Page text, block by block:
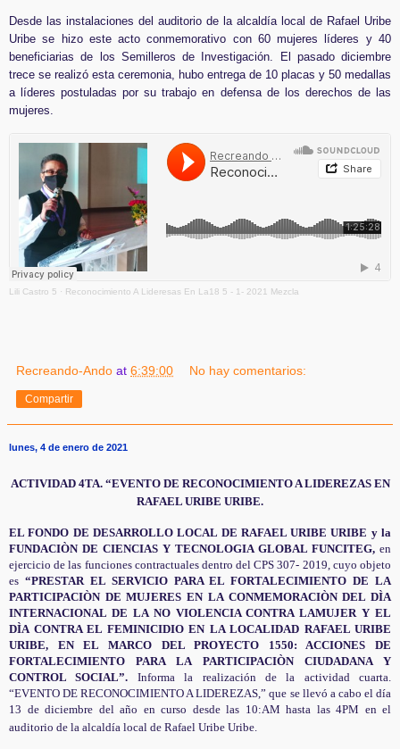
Desde las instalaciones del auditorio de la alcaldía local de Rafael Uribe
Uribe se hizo este acto conmemorativo con 60 mujeres líderes y 40
beneficiarias de los Semilleros de Investigación. El pasado diciembre
trece se realizó esta ceremonia, hubo entrega de 10 placas y 50 medallas
a líderes postuladas por su trabajo en defensa de los derechos de las
mujeres.
Lili Castro 5 · Reconocimiento A Lideresas En La18 5 - 1- 2021 Mezcla
Recreando-Ando at 6:39:00 No hay comentarios:
Compartir
lunes, 4 de enero de 2021
ACTIVIDAD 4TA. “EVENTO DE RECONOCIMIENTO A LIDEREZAS EN
RAFAEL URIBE URIBE.
EL FONDO DE DESARROLLO LOCAL DE RAFAEL URIBE URIBE y la
FUNDACIÒN DE CIENCIAS Y TECNOLOGIA GLOBAL FUNCITEG, en
ejercicio de las funciones contractuales dentro del CPS 307- 2019, cuyo objeto
es “PRESTAR EL SERVICIO PARA EL FORTALECIMIENTO DE LA
PARTICIPACIÒN DE MUJERES EN LA CONMEMORACIÒN DEL DÌA
INTERNACIONAL DE LA NO VIOLENCIA CONTRA LAMUJER Y EL
DÌA CONTRA EL FEMINICIDIO EN LA LOCALIDAD RAFAEL URIBE
URIBE, EN EL MARCO DEL PROYECTO 1550: ACCIONES DE
FORTALECIMIENTO PARA LA PARTICIPACIÒN CIUDADANA Y
CONTROL SOCIAL”. Informa la realización de la actividad cuarta.
“EVENTO DE RECONOCIMIENTO A LIDEREZAS,” que se llevó a cabo el día
13 de diciembre del año en curso desde las 10:AM hasta las 4PM en el
auditorio de la alcaldía local de Rafael Uribe Uribe.